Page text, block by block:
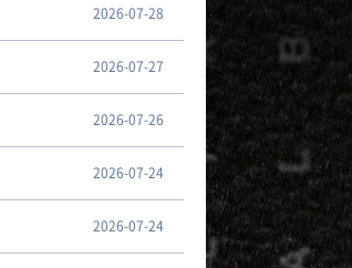
2026-07-28
2026-07-27
2026-07-26
2026-07-24
2026-07-24